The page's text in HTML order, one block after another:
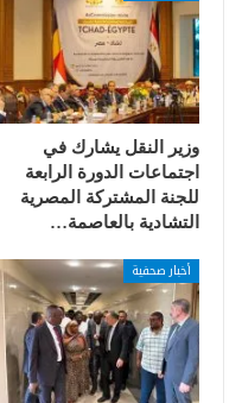
وزير النقل يشارك في
اجتماعات الدورة الرابعة
للجنة المشتركة المصرية
التشادية بالعاصمة…
أخبار صحفية